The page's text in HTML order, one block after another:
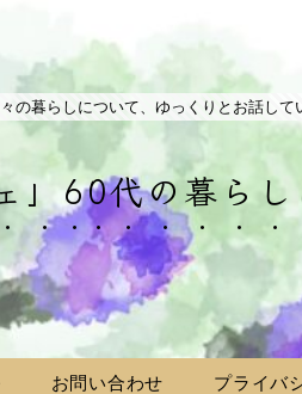
の暮らしについて、ゆっくりとお話して
」60代の暮ら
お問い合わせ プライバ